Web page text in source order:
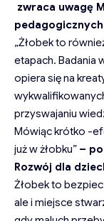
zwraca uwagę
„Żłobek to
etapach. Badania
opiera się na
przyswajaniu
Mówiąc krótko -
już w żłobku” –
Rozwój dla
Żłobek to
ale i miejsce